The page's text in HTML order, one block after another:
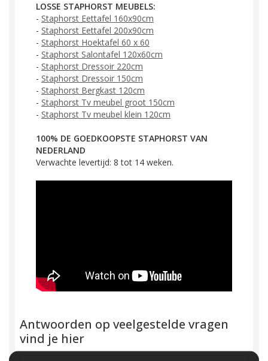
LOSSE STAPHORST MEUBELS:
- Staphorst Eettafel 160x90cm
- Staphorst Eettafel 200x90cm
- Staphorst Hoektafel 60 x 60
- Staphorst Salontafel 120x60cm
- Staphorst Dressoir 220cm
- Staphorst Dressoir 150cm
- Staphorst Bergkast 120cm
- Staphorst Tv meubel groot 150cm
- Staphorst Tv meubel klein 120cm
100% DE GOEDKOOPSTE STAPHORST VAN
NEDERLAND
Verwachte levertijd: 8 tot 14 weken.
Antwoorden op veelgestelde vragen
vind je hier